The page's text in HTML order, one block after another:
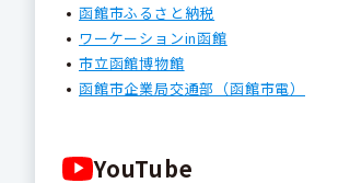
函館市ふるさと納税
ワーケーションin函館
市立函館博物館
函館市企業局交通部（函館市電）
YouTube